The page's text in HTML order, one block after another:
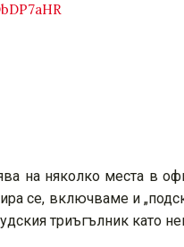
на няколко места в
се, включваме и
триъгълник като